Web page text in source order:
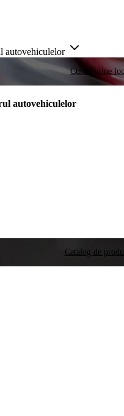
autovehiculelor
Curse Puține
autovehiculelor
Catalog de